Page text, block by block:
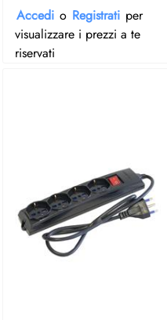
Accedi o Registrati per
visualizzare i prezzi a te
riservati